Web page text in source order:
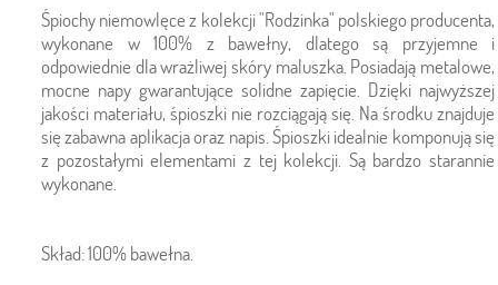
Śpiochy niemowlęce z kolekcji "Rodzinka" polskiego producenta,
wykonane w 100% z bawełny, dlatego są przyjemne i
odpowiednie dla wrażliwej skóry maluszka. Posiadają metalowe,
mocne napy gwarantujące solidne zapięcie. Dzięki najwyższej
jakości materiału, śpioszki nie rozciągają się. Na środku znajduje
się zabawna aplikacja oraz napis. Śpioszki idealnie komponują się
z pozostałymi elementami z tej kolekcji. Są bardzo starannie
wykonane.
Skład: 100% bawełna.